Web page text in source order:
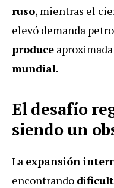
ruso, mientras el
elevó demanda
produce
mundial.
El desafío
siendo un
La expansión
encontrando